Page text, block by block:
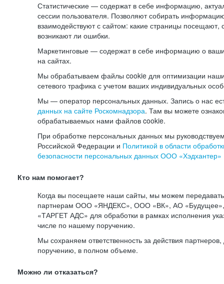
Статистические — содержат в себе информацию,
сессии пользователя. Позволяют собирать
взаимодействуют с сайтом: какие страницы посещают,
возникают ли ошибки.
Маркетинговые — содержат в себе информацию о
на сайтах.
Мы обрабатываем файлы cookie для оптимизации
сетевого трафика с учетом ваших индивидуальных
Мы — оператор персональных данных. Запись о нас
данных на сайте Роскомнадзора. Там вы можете
обрабатываемых нами файлов cookie.
При обработке персональных данных мы
Российской Федерации и Политикой в области
безопасности персональных данных ООО «Хэдхантер»
Кто нам помогает?
Когда вы посещаете наши сайты, мы можем
партнерам ООО «ЯНДЕКС», ООО «ВК», АО
«ТАРГЕТ АДС» для обработки в рамках исполнения
числе по нашему поручению.
Мы сохраняем ответственность за действия
поручению, в полном объеме.
Можно ли отказаться?